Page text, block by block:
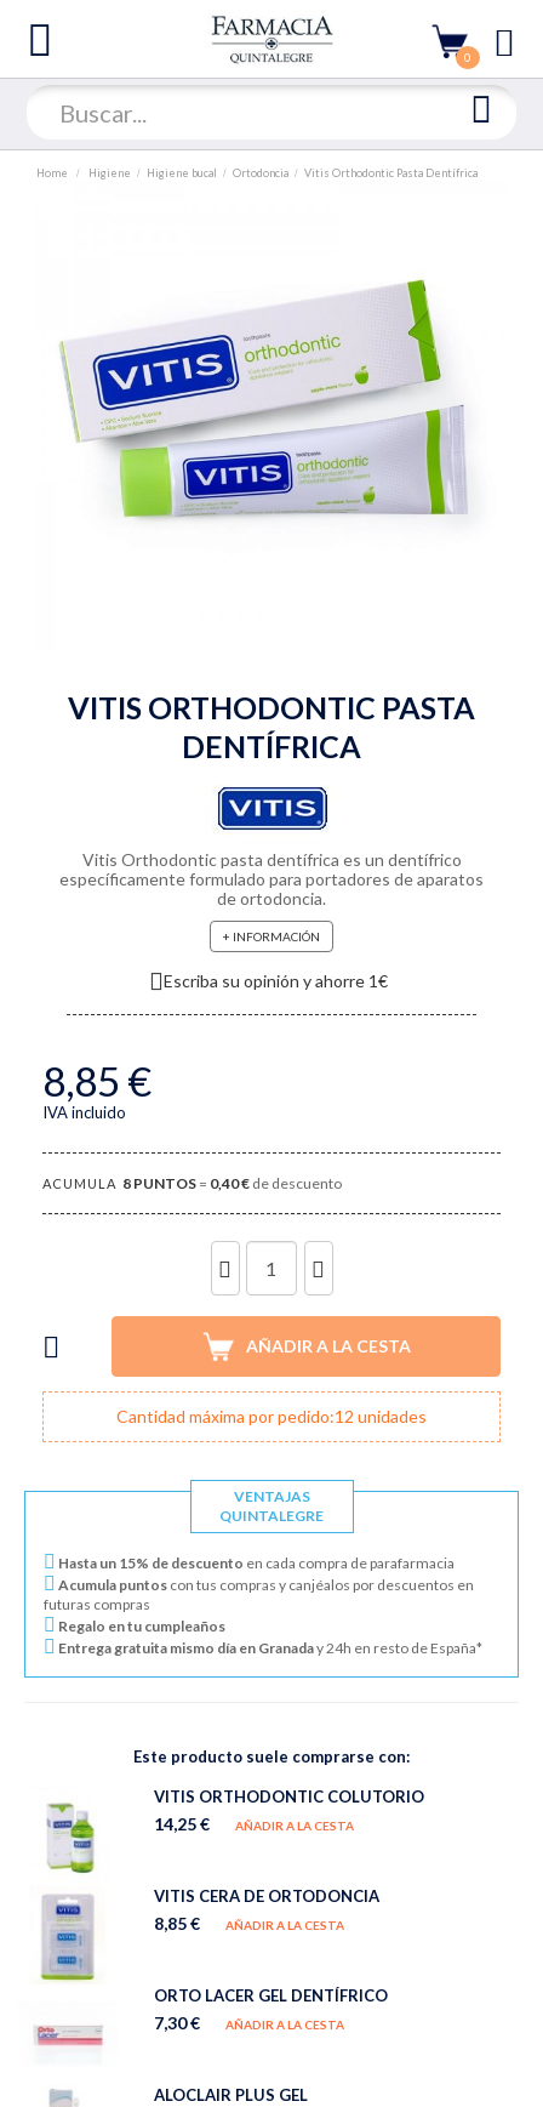
0
Home Higiene Higiene bucal Ortodoncia Vitis Orthodontic Pasta Dentífrica
VITIS ORTHODONTIC PASTA
DENTÍFRICA
Vitis Orthodontic pasta dentífrica es un dentífrico
específicamente formulado para portadores de aparatos
de ortodoncia.
+ INFORMACIÓN
Escriba su opinión y ahorre 1€
8,85 €
IVA incluido
ACUMULA 8 PUNTOS = 0,40 € de descuento
UNIDADES
AÑADIR A LA CESTA
Cantidad máxima por pedido:12 unidades
VENTAJAS
QUINTALEGRE
Hasta un 15% de descuento en cada compra de parafarmacia
Acumula puntos con tus compras y canjéalos por descuentos en
futuras compras
Regalo en tu cumpleaños
Entrega gratuita mismo día en Granaday 24h en resto de España*
Este producto suele comprarse con:
VITIS ORTHODONTIC COLUTORIO
14,25 € AÑADIR A LA CESTA
VITIS CERA DE ORTODONCIA
8,85 € AÑADIR A LA CESTA
ORTO LACER GEL DENTÍFRICO
7,30 € AÑADIR A LA CESTA
ALOCLAIR PLUS GEL